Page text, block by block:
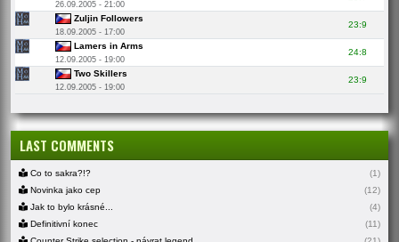
26.09.2005 - 21:00
Zuljin Followers
18.09.2005 - 17:00
23:9
Lamers in Arms
12.09.2005 - 19:00
24:8
Two Skillers
12.09.2005 - 19:00
23:9
LAST COMMENTS
Co to sakra?!?
(1)
Novinka jako cep
(12)
Jak to bylo krásné...
(4)
Definitivní konec
(11)